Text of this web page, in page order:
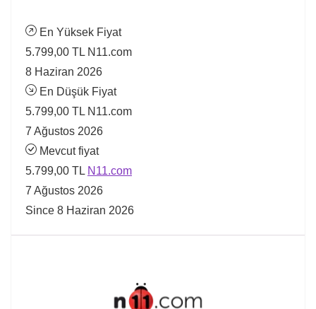
En Yüksek Fiyat
5.799,00 TL N11.com
8 Haziran 2026
En Düşük Fiyat
5.799,00 TL N11.com
7 Ağustos 2026
Mevcut fiyat
5.799,00 TL N11.com
7 Ağustos 2026
Since 8 Haziran 2026